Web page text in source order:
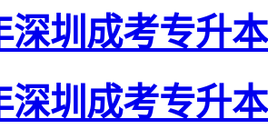
深圳成考专升
深圳成考专升